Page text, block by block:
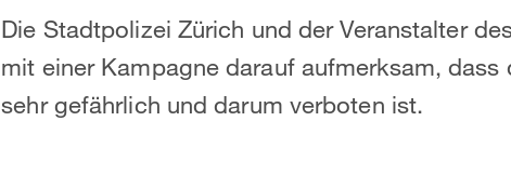
Die Stadtpolizei Zürich und der Veranstalter
mit einer Kampagne darauf aufmerksam, dass
sehr gefährlich und darum verboten ist.